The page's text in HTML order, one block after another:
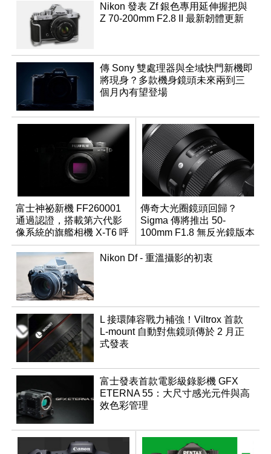
Nikon 發表 Zf 銀色專用延伸握把與
Z 70-200mm F2.8 II 最新韌體更新
傳 Sony 雙處理器與全域快門新機即
將現身？多款機身鏡頭未來兩到三
個月內有望登場
富士神祕新機 FF260001
通過認證，搭載第六代影
像系統的旗艦相機 X-T6 呼
之欲出？
傳奇大光圈鏡頭回歸？
Sigma 傳將推出 50-
100mm F1.8 無反光鏡版本
Nikon Df - 重溫攝影的初衷
L 接環陣容戰力補強！Viltrox 首款
L-mount 自動對焦鏡頭傳於 2 月正
式發表
富士發表首款電影級錄影機 GFX
ETERNA 55：大尺寸感光元件與高
效色彩管理